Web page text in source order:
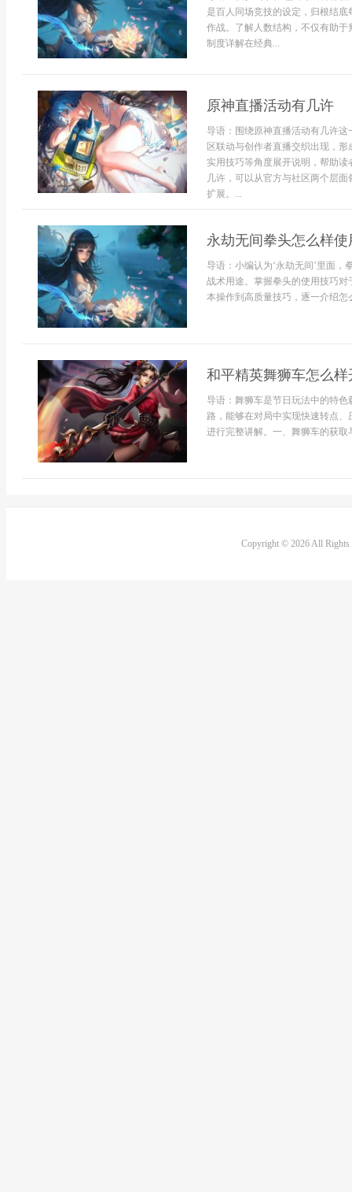
是百人同场竞技的设定，归根结
作战。了解人数结构，不仅有助
制度详解在经典...
原神直播活动有几许
导语：围绕原神直播活动有几许
区联动与创作者直播交织出现，
实用技巧等角度展开说明，帮助
几许，可以从官方与社区两个层
扩展。...
永劫无间拳头怎么样使
导语：小编认为‘永劫无间’里面
战术用途。掌握拳头的使用技巧
本操作到高质量技巧，逐一介绍怎
和平精英舞狮车怎么样
导语：舞狮车是节日玩法中的特
路，能够在对局中实现快速转点
进行完整讲解。一、舞狮车的获
Copyright © 2026 All